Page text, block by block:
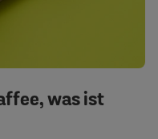
was ist